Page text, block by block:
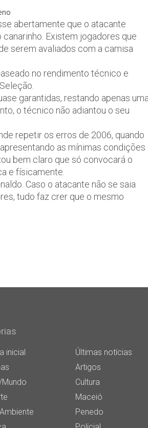
abertamente que o atacante
Existem jogadores que
serem avaliados com a camisa
no rendimento técnico e
garantidas, restando apenas
o técnico não adiantou o seu
repetir os erros de 2006, quando
as mínimas condições
bem claro que só convocará o
e físicamente.
Caso o atacante não se saia
tudo faz crer que o mesmo
inicial
Últimas notícias
Artigos
Cultura
Maceió
Penedo